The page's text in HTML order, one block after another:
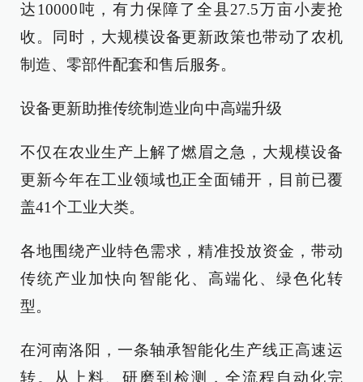
达10000吨，有力保障了全县27.5万亩小麦抢
收。同时，大规模设备更新政策也带动了农机
制造、零部件配套和售后服务。
设备更新助推传统制造业向中高端升级
不仅在农业生产上解了燃眉之急，大规模设备
更新今年在工业领域也正全面铺开，目前已覆
盖41个工业大类。
各地围绕产业特色需求，精准投放资金，带动
传统产业加快向智能化、高端化、绿色化转
型。
在河南洛阳，一条轴承智能化生产线正高速运
转。从上料、研磨到检测，全流程自动化完